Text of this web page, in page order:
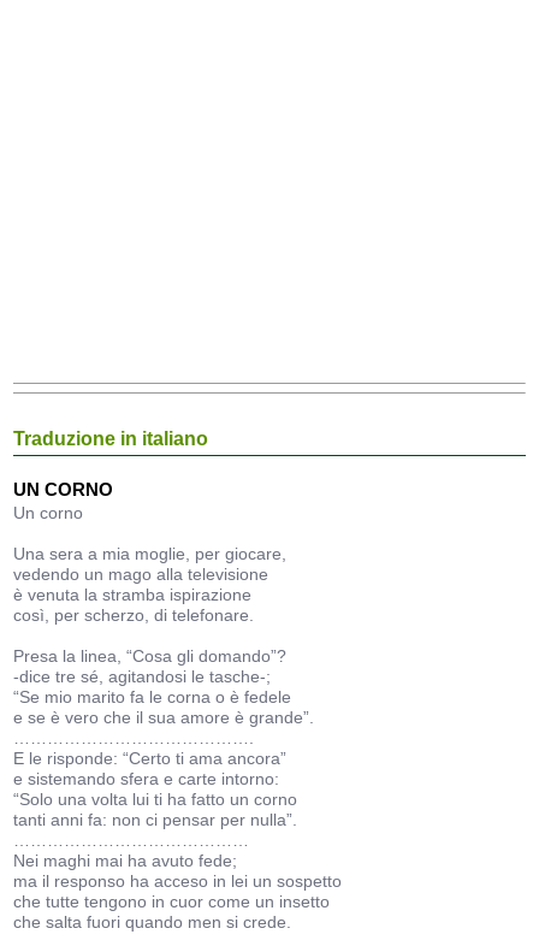
Traduzione in italiano
UN CORNO
Un corno
Una sera a mia moglie, per giocare,
vedendo un mago alla televisione
è venuta la stramba ispirazione
così, per scherzo, di telefonare.
Presa la linea, “Cosa gli domando”?
-dice tre sé, agitandosi le tasche-;
“Se mio marito fa le corna o è fedele
e se è vero che il sua amore è grande”.
E le risponde: “Certo ti ama ancora”
e sistemando sfera e carte intorno:
“Solo una volta lui ti ha fatto un corno
tanti anni fa: non ci pensar per nulla”.
Nei maghi mai ha avuto fede;
ma il responso ha acceso in lei un sospetto
che tutte tengono in cuor come un insetto
che salta fuori quando men si crede.